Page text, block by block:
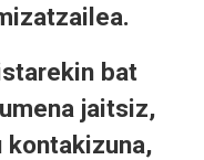
bat
jaitsiz,
kontakizuna,